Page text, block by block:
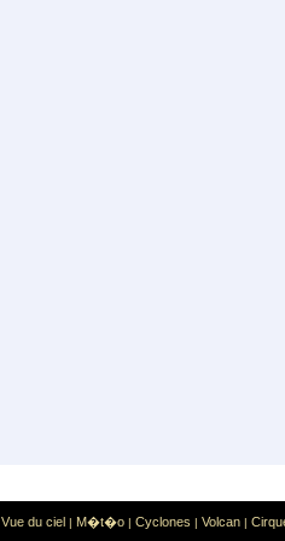
Sport Sports extr�mes
Vue du ciel | M�t�o | Cyclones | Volcan |